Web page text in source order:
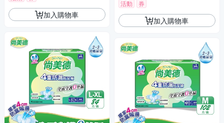
加入購物車
活動 券
加入購物車